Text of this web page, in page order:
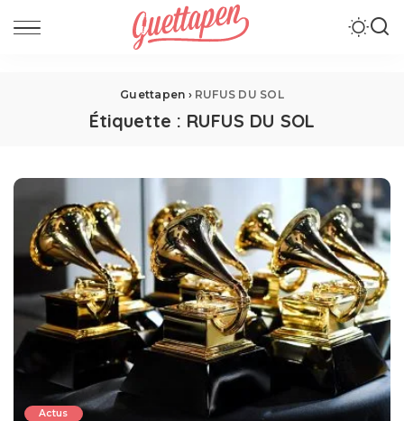
Guettapen › RUFUS DU SOL
Étiquette : RUFUS DU SOL
Actus